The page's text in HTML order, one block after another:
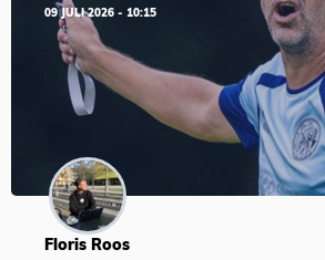
09 JULI 2026 - 10:15
Floris Roos